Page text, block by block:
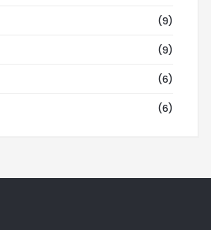
(9)
(9)
(6)
(6)